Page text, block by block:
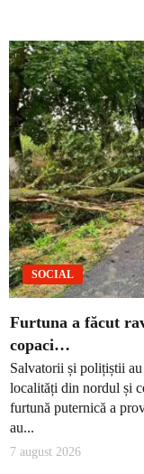
SOCIAL
Furtuna a făcut
copaci…
Salvatorii și polițiștii
localități din nordul și
furtună puternică a
au...
7 august 2026